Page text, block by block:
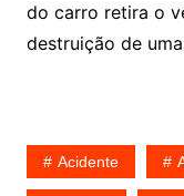
do carro retira o
destruição de
Acidente